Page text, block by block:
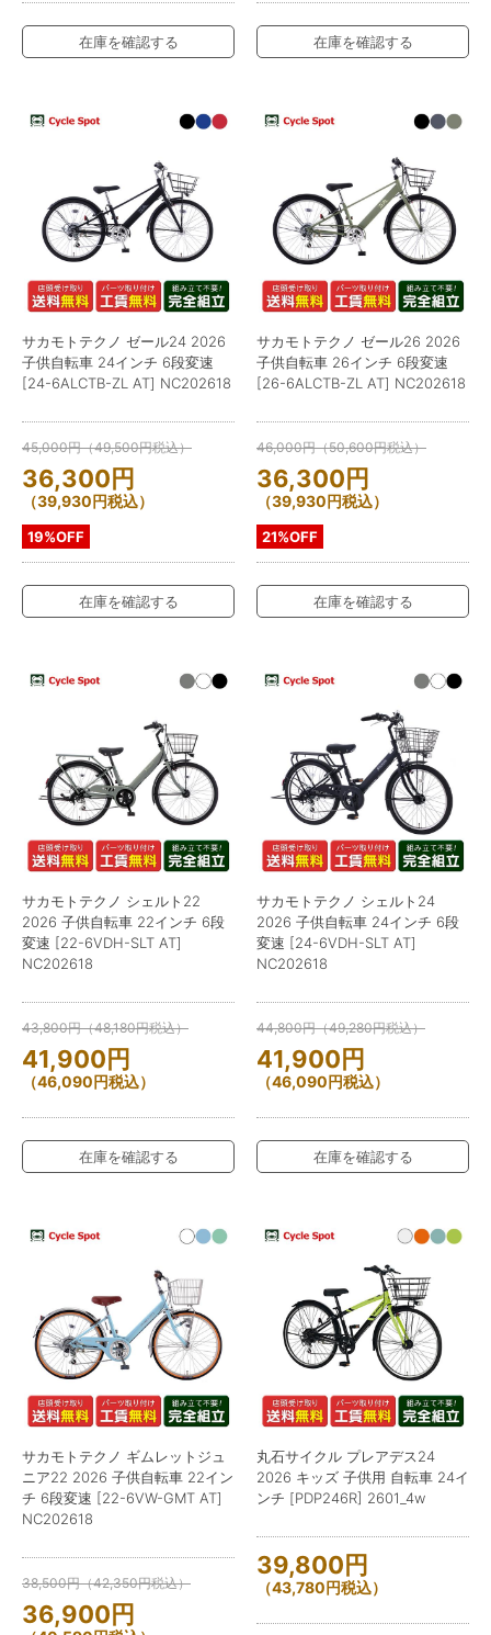
在庫を確認する 在庫を確認する
サカモトテクノ ゼール24 2026
子供自転車 24インチ 6段変速
[24-6ALCTB-ZL AT] NC202618
45,000円（49,500円税込）
36,300円
（39,930円税込）
19%OFF
在庫を確認する
サカモトテクノ ゼール26 2026
子供自転車 26インチ 6段変速
[26-6ALCTB-ZL AT] NC202618
46,000円（50,600円税込）
36,300円
（39,930円税込）
21%OFF
在庫を確認する
サカモトテクノ シェルト22
2026 子供自転車 22インチ 6段
変速 [22-6VDH-SLT AT]
NC202618
43,800円（48,180円税込）
41,900円
（46,090円税込）
在庫を確認する
サカモトテクノ シェルト24
2026 子供自転車 24インチ 6段
変速 [24-6VDH-SLT AT]
NC202618
44,800円（49,280円税込）
41,900円
（46,090円税込）
在庫を確認する
サカモトテクノ ギムレットジュ
ニア22 2026 子供自転車 22イン
チ 6段変速 [22-6VW-GMT AT]
NC202618
38,500円（42,350円税込）
36,900円
丸石サイクル プレアデス24
2026 キッズ 子供用 自転車 24イ
ンチ [PDP246R] 2601_4w
39,800円
（43,780円税込）